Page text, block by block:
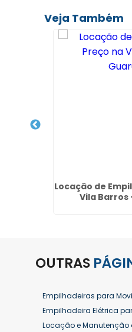
Veja Também
Locação de
Vila
OUTRAS
Empilhadeiras para
Empilhadeira Elétrica
Locação e Manutenção